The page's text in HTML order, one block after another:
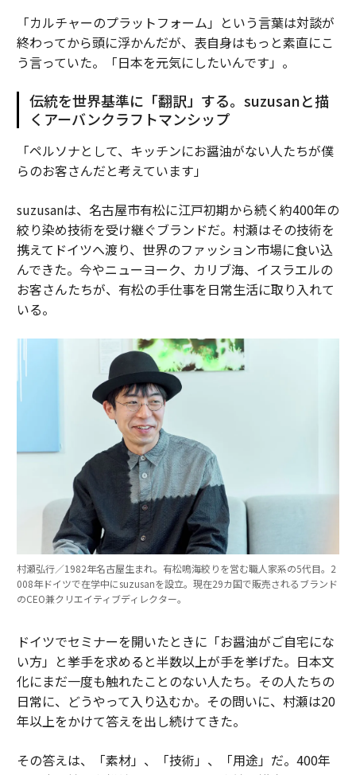
「カルチャーのプラットフォーム」という言葉は対談が
終わってから頭に浮かんだが、表自身はもっと素直にこ
う言っていた。「日本を元気にしたいんです」。
伝統を世界基準に「翻訳」する。suzusanと描
くアーバンクラフトマンシップ
「ペルソナとして、キッチンにお醤油がない人たちが僕
らのお客さんだと考えています」
suzusanは、名古屋市有松に江戸初期から続く約400年の
絞り染め技術を受け継ぐブランドだ。村瀬はその技術を
携えてドイツへ渡り、世界のファッション市場に食い込
んできた。今やニューヨーク、カリブ海、イスラエルの
お客さんたちが、有松の手仕事を日常生活に取り入れて
いる。
村瀬弘行／1982年名古屋生まれ。有松鳴海絞りを営む職人家系の5代目。2
008年ドイツで在学中にsuzusanを設立。現在29カ国で販売されるブランド
のCEO兼クリエイティブディレクター。
ドイツでセミナーを開いたときに「お醤油がご自宅にな
い方」と挙手を求めると半数以上が手を挙げた。日本文
化にまだ一度も触れたことのない人たち。その人たちの
日常に、どうやって入り込むか。その問いに、村瀬は20
年以上をかけて答えを出し続けてきた。
その答えは、「素材」、「技術」、「用途」だ。400年